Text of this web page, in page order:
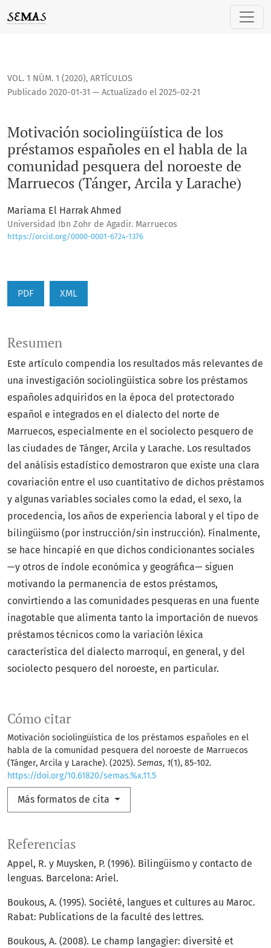
Motivación sociolingüística de los préstamos españoles
VOL. 1 NÚM. 1 (2020), ARTÍCULOS
Motivación sociolingüística de los
préstamos españoles en el habla de la
comunidad pesquera del noroeste de
Marruecos (Tánger, Arcila y Larache)
Publicado 2020-01-31 — Actualizado el 2025-02-21
Mariama El Harrak Ahmed
Universidad Ibn Zohr de Agadir. Marruecos
https://orcid.org/0000-0001-6724-1376
PDF XML
Cómo citar
Motivación sociolingüística de los préstamos españoles en el
habla de la comunidad pesquera del noroeste de Marruecos
(Tánger, Arcila y Larache). (2025). Semas, 1(1), 85-102.
https://doi.org/10.61820/semas.%x.11.5
Más formatos de cita
Resumen
Este artículo compendia los resultados más relevantes de
una investigación sociolingüística sobre los préstamos
españoles adquiridos en la época del protectorado
español e integrados en el dialecto del norte de
Marruecos, especialmente en el sociolecto pesquero de
las ciudades de Tánger, Arcila y Larache. Los resultados
del análisis estadístico demostraron que existe una clara
covariación entre el uso cuantitativo de dichos préstamos
y algunas variables sociales como la edad, el sexo, la
procedencia, los años de experiencia laboral y el tipo de
bilingüismo (por instrucción/sin instrucción). Finalmente,
se hace hincapié en que dichos condicionantes sociales
—y otros de índole económica y geográfica— siguen
motivando la permanencia de estos préstamos,
convirtiendo a las comunidades pesqueras en una fuente
inagotable que alimenta tanto la importación de nuevos
préstamos técnicos como la variación léxica
característica del dialecto marroquí, en general, y del
sociolecto pesquero del noroeste, en particular.
Referencias
Appel, R. y Muysken, P. (1996). Bilingüismo y contacto de
lenguas. Barcelona: Ariel.
Boukous, A. (1995). Société, langues et cultures au Maroc.
Rabat: Publications de la faculté des lettres.
Boukous, A. (2008). Le champ langagier: diversité et